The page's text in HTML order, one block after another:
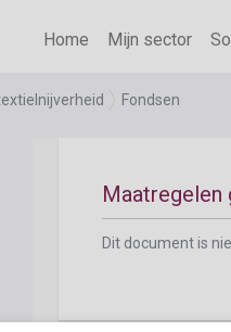
Home Mijn sector
Fondsen
Dit document is
Maatregelen
Dit document is